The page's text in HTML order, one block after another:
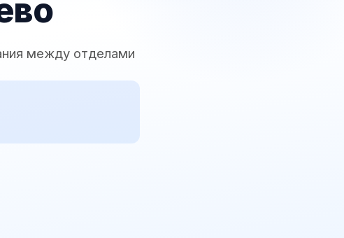
между отделами